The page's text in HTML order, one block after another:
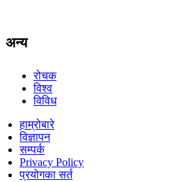
अन्य
रोचक
विश्व
विविध
हाम्रोबारे
विज्ञापन
सम्पर्क
Privacy Policy
प्रयोगका सर्त